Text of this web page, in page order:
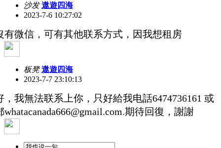
沙发 遨遊四海
2023-7-6 10:27:02
有微信，可有其他联系方式，因我想租房
板凳 遨遊四海
2023-7-7 23:10:13
，我無法联系上你，只好給我电話6474736161 或
whatacanada666@gmail.com.期待回復，謝謝